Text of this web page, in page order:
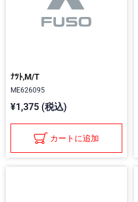
ﾅﾂﾄ,M/T
ME626095
¥1,375 (税込)
カートに追加